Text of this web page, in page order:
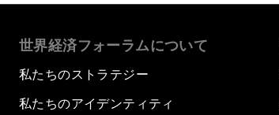
世界経済フォーラムについて
私たちのストラテジー
私たちのアイデンティティ